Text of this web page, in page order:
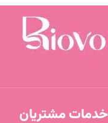
خدمات مشتریان